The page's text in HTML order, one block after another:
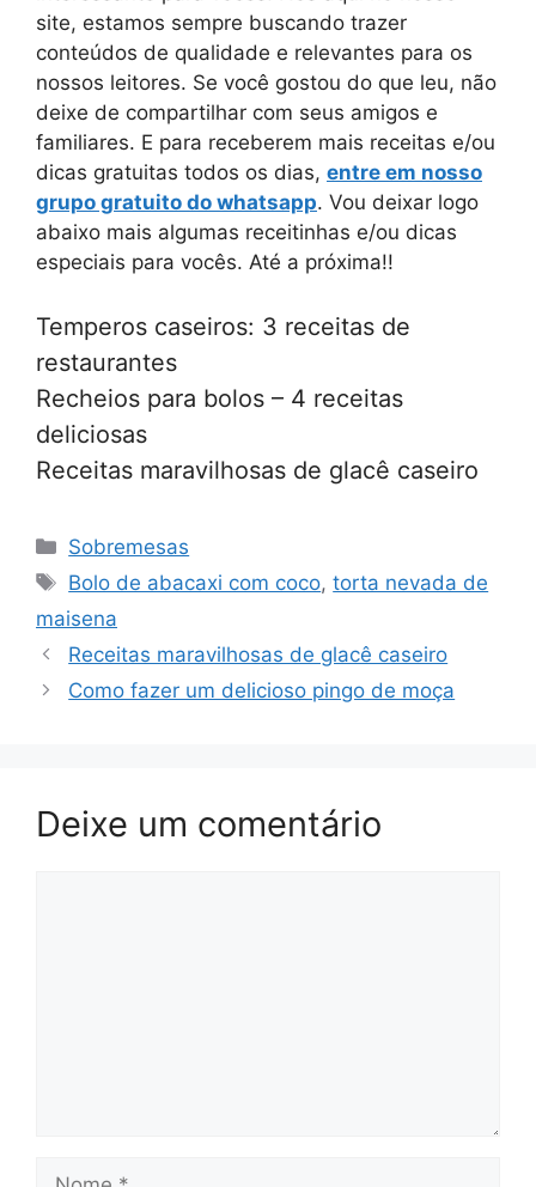
site, estamos sempre buscando trazer
conteúdos de qualidade e relevantes para os
nossos leitores. Se você gostou do que leu, não
deixe de compartilhar com seus amigos e
familiares. E para receberem mais receitas e/ou
dicas gratuitas todos os dias, entre em nosso
grupo gratuito do whatsapp. Vou deixar logo
abaixo mais algumas receitinhas e/ou dicas
especiais para vocês. Até a próxima!!
Temperos caseiros: 3 receitas de
restaurantes
Recheios para bolos – 4 receitas
deliciosas
Receitas maravilhosas de glacê caseiro
Categorias
Sobremesas
Tags
Bolo de abacaxi com coco,torta nevada de
maisena
Receitas maravilhosas de glacê caseiro
Como fazer um delicioso pingo de moça
Deixe um comentário